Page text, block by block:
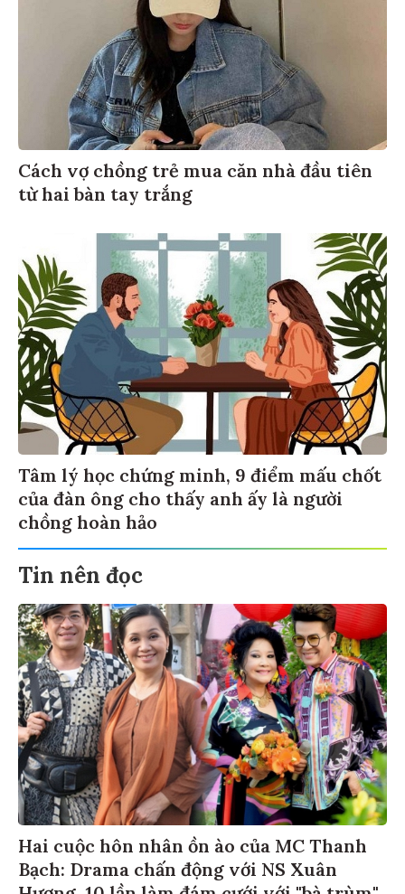
Cách vợ chồng trẻ mua căn nhà đầu tiên
từ hai bàn tay trắng
Tâm lý học chứng minh, 9 điểm mấu chốt
của đàn ông cho thấy anh ấy là người
chồng hoàn hảo
Tin nên đọc
Hai cuộc hôn nhân ồn ào của MC Thanh
Bạch: Drama chấn động với NS Xuân